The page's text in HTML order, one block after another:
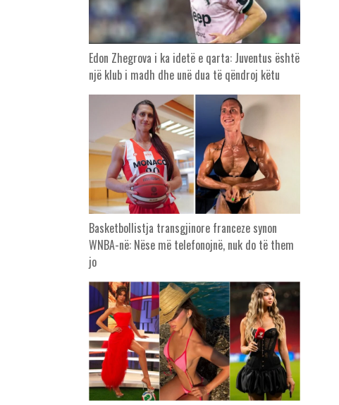
Edon Zhegrova i ka idetë e qarta: Juventus është
një klub i madh dhe unë dua të qëndroj këtu
Basketbollistja transgjinore franceze synon
WNBA-në: Nëse më telefonojnë, nuk do të them
jo